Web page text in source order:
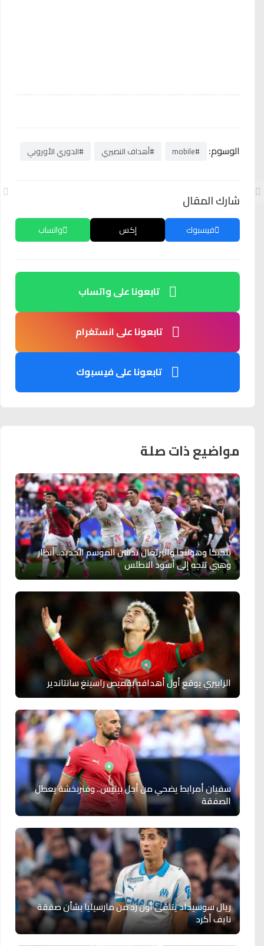
الوسوم: #mobile #أهداف النصيري #الدوري الأوروبي
شارك المقال
فيسبوك إكس واتساب
تابعونا على واتساب
تابعونا على انستغرام
تابعونا على فيسبوك
مواضيع ذات صلة
بلجيكا وهولندا والبرتغال تدشن الموسم الجديد.. أنظار
وهبي تتجه إلى أسود الاطلس
الزابيري يوقع أول أهدافه بقميص راسينغ سانتاندير
سفيان أمرابط يضحي من أجل بيتيس.. وفنربخشة يعطل
الصفقة
ريال سوسيداد يتلقى أول رد من مارسيليا بشأن صفقة
نايف أكرد